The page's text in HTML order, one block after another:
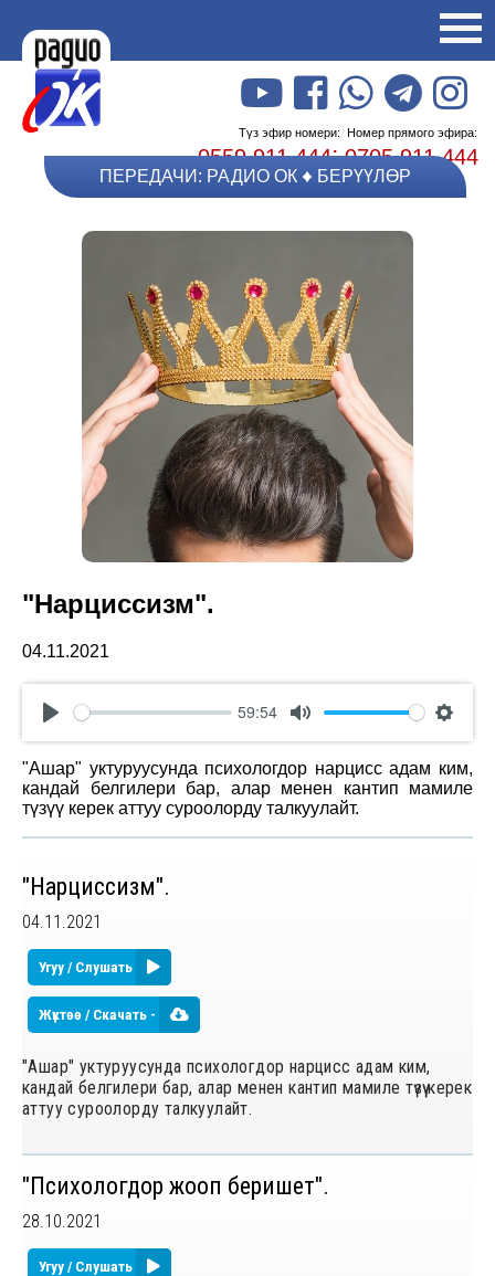
Түз эфир номери: Номер прямого эфира:
0559 911 444;0705 911 444
ПЕРЕДАЧИ: РАДИО ОК БЕРҮҮЛӨР
"Нарциссизм".
04.11.2021
Play
59:54
Mute
"Ашар" уктуруусунда психологдор нарцисс адам ким,
кандай белгилери бар, алар менен кантип мамиле
түзүү керек аттуу суроолорду талкуулайт.
"Нарциссизм".
04.11.2021
Угуу / Слушать
Жүктөө / Скачать -
"Ашар" уктуруусунда психологдор нарцисс адам ким,
кандай белгилери бар, алар менен кантип мамиле түзүү керек
аттуу суроолорду талкуулайт.
"Психологдор жооп беришет".
28.10.2021
Угуу / Слушать